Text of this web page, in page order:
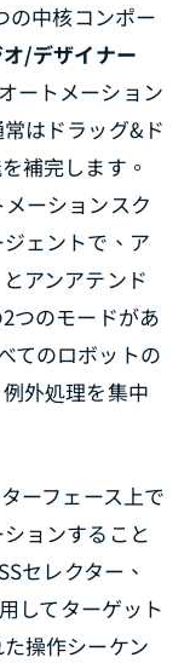
の中核コンポー
/デザイナー
ートメーション
はドラッグ&ド
補完します。
ーションスク
ェントで、ア
アンアテンド
つのモードがあ
てのロボットの
外処理を集中
ーフェース上で
ョンすること
セレクター、
してターゲット
操作シーケン